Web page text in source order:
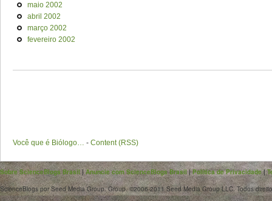
maio 2002
abril 2002
março 2002
fevereiro 2002
Você que é Biólogo… - Content (RSS)
Sobre ScienceBlogs Brasil|Anuncie com ScienceBlogs Brasil|Política de Privacidade|
ScienceBlogs por Seed Media Group. Group. ©2006-2011 Seed Media Group LLC. Todos